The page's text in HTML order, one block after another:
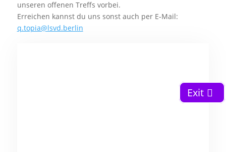
unseren offenen Treffs vorbei.
Erreichen kannst du uns sonst auch per E-Mail:
q.topia@lsvd.berlin
Exit